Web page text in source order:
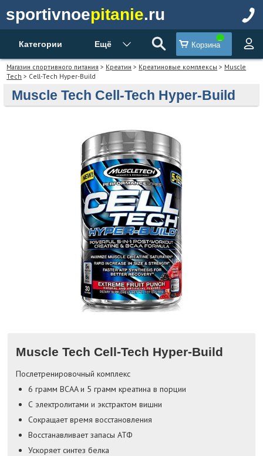
sportivnoepitanie.ru
Категории Ещё Корзина
Магазин спортивного питания > Креатин > Креатиновые комплексы > Muscle
Tech > Cell-Tech Hyper-Build
Muscle Tech Cell-Tech Hyper-Build
Muscle Tech Cell-Tech Hyper-Build
Послетренировочный комплекс
6 грамм BCAA и 5 грамм креатина в порции
С электролитами и экстрактом вишни
Сокращает время восстановления
Восстанавливает запасы АТФ
Ускоряет синтез белка